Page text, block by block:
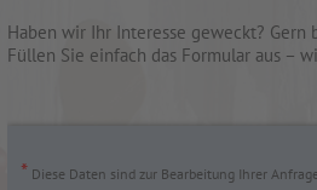
Haben wir Ihr Interesse geweckt?
Füllen Sie einfach das Formular aus –
*Diese Daten sind zur Bearbeitung Ihrer